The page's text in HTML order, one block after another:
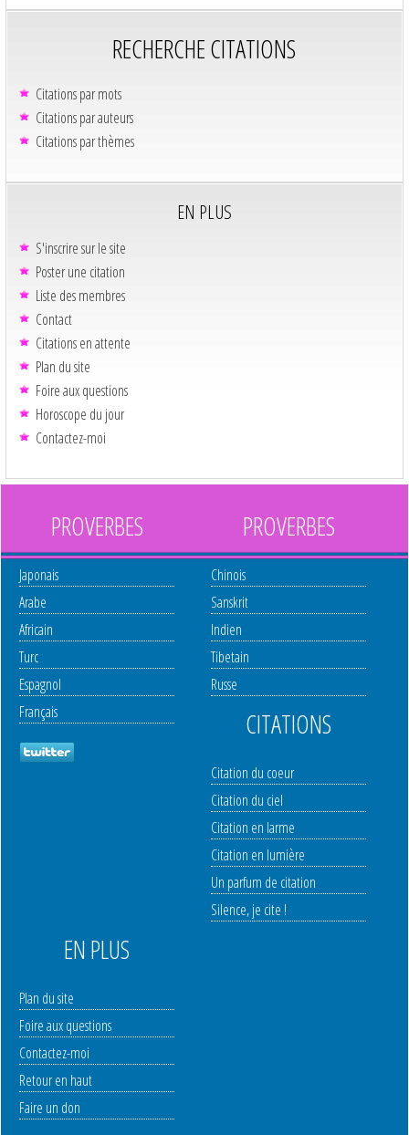
RECHERCHE CITATIONS
Citations par mots
Citations par auteurs
Citations par thèmes
EN PLUS
S'inscrire sur le site
Poster une citation
Liste des membres
Contact
Citations en attente
Plan du site
Foire aux questions
Horoscope du jour
Contactez-moi
PROVERBES
Japonais
Arabe
Africain
Turc
Espagnol
Français
PROVERBES
Chinois
Sanskrit
Indien
Tibetain
Russe
CITATIONS
Citation du coeur
Citation du ciel
Citation en larme
Citation en lumière
Un parfum de citation
Silence, je cite !
EN PLUS
Plan du site
Foire aux questions
Contactez-moi
Retour en haut
Faire un don